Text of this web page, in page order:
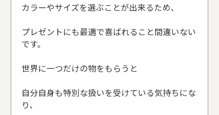
カラーやサイズを選ぶことが出来るため、
プレゼントにも最適で喜ばれること間違いない
です。
世界に一つだけの物をもらうと
自分自身も特別な扱いを受けている気持ちにな
り、